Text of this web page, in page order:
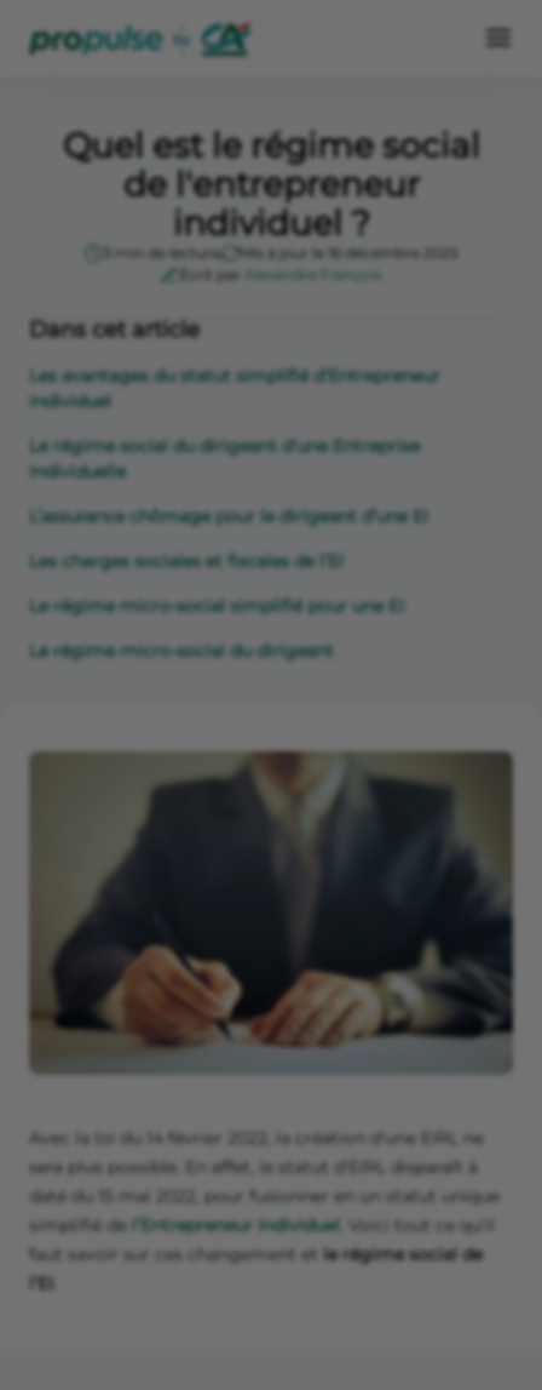
Quel est le régime social
de l'entrepreneur
individuel ?
3 min de lecture
Mis à jour le 16 décembre 2025
Écrit par
Alexandre François
Dans cet article
Les avantages du statut simplifié d’Entrepreneur
Individuel
Le régime social du dirigeant d'une Entreprise
Individuelle
L’assurance chômage pour le dirigeant d’une EI
Les charges sociales et fiscales de l’EI
Le régime micro-social simplifié pour une EI
Le régime micro-social du dirigeant
Avec la loi du 14 février 2022, la création d'une EIRL ne
sera plus possible. En effet, le statut d’EIRL disparaît à
daté du 15 mai 2022, pour fusionner en un statut unique
simplifié de l’Entrepreneur Individuel . Voici tout ce qu’il
faut savoir sur ces changement et le régime social de
l’EI